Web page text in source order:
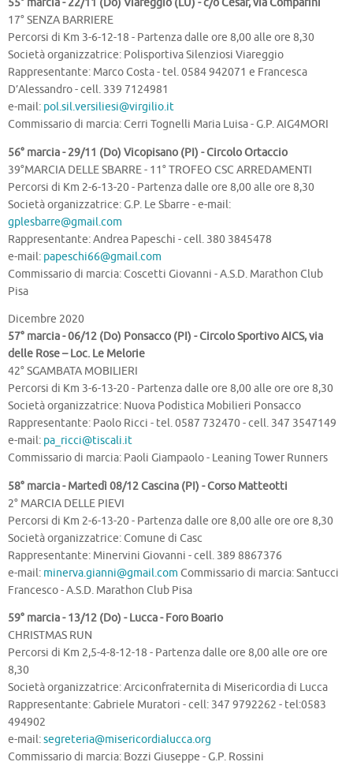
55° marcia - 22/11 (Do) Viareggio (LU) - c/o Cesar, via Comparini
17° SENZA BARRIERE
Percorsi di Km 3-6-12-18 - Partenza dalle ore 8,00 alle ore 8,30
Società organizzatrice: Polisportiva Silenziosi Viareggio
Rappresentante: Marco Costa - tel. 0584 942071 e Francesca
D’Alessandro - cell. 339 7124981
e-mail: pol.sil.versiliesi@virgilio.it
Commissario di marcia: Cerri Tognelli Maria Luisa - G.P. AIG4MORI
56° marcia - 29/11 (Do) Vicopisano (PI) - Circolo Ortaccio
39°MARCIA DELLE SBARRE - 11° TROFEO CSC ARREDAMENTI
Percorsi di Km 2-6-13-20 - Partenza dalle ore 8,00 alle ore 8,30
Società organizzatrice: G.P. Le Sbarre - e-mail:
gplesbarre@gmail.com
Rappresentante: Andrea Papeschi - cell. 380 3845478
e-mail: papeschi66@gmail.com
Commissario di marcia: Coscetti Giovanni - A.S.D. Marathon Club
Pisa
Dicembre 2020
57° marcia - 06/12 (Do) Ponsacco (PI) - Circolo Sportivo AICS, via
delle Rose – Loc. Le Melorie
42° SGAMBATA MOBILIERI
Percorsi di Km 3-6-13-20 - Partenza dalle ore 8,00 alle ore ore 8,30
Società organizzatrice: Nuova Podistica Mobilieri Ponsacco
Rappresentante: Paolo Ricci - tel. 0587 732470 - cell. 347 3547149
e-mail: pa_ricci@tiscali.it
Commissario di marcia: Paoli Giampaolo - Leaning Tower Runners
58° marcia - Martedì 08/12 Cascina (PI) - Corso Matteotti
2° MARCIA DELLE PIEVI
Percorsi di Km 2-6-13-20 - Partenza dalle ore 8,00 alle ore ore 8,30
Società organizzatrice: Comune di Casc
Rappresentante: Minervini Giovanni - cell. 389 8867376
e-mail: minerva.gianni@gmail.com Commissario di marcia: Santucci
Francesco - A.S.D. Marathon Club Pisa
59° marcia - 13/12 (Do) - Lucca - Foro Boario
CHRISTMAS RUN
Percorsi di Km 2,5-4-8-12-18 - Partenza dalle ore 8,00 alle ore ore
8,30
Società organizzatrice: Arciconfraternita di Misericordia di Lucca
Rappresentante: Gabriele Muratori - cell: 347 9792262 - tel:0583
494902
e-mail:segreteria@misericordialucca.org
Commissario di marcia: Bozzi Giuseppe - G.P. Rossini